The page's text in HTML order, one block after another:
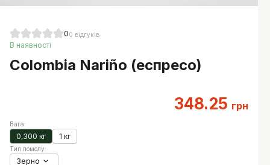
00 відгуків
В наявності
Colombia Nariño (еспресо)
348.25 грн
Вага:
0,300 кг 1 кг
Тип помолу:
Зерно